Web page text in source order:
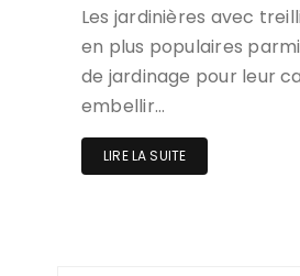
Les jardinières avec
en plus populaires
de jardinage pour leur
embellir…
LIRE LA SUITE